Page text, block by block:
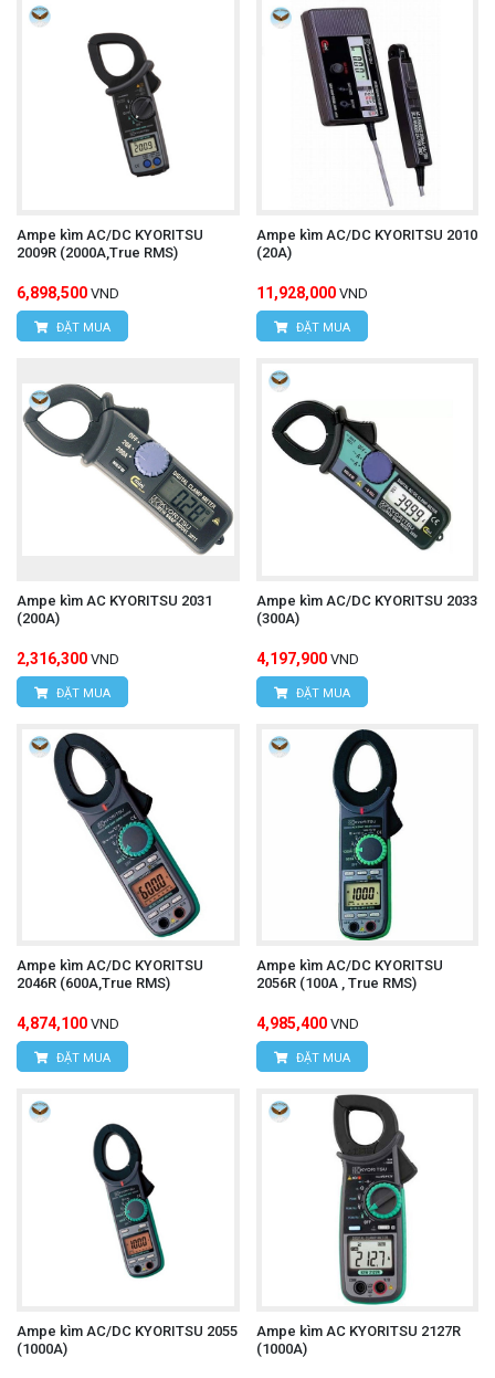
Ampe kìm AC/DC KYORITSU
2009R (2000A,True RMS)
6,898,500 VND
ĐẶT MUA
Ampe kìm AC/DC KYORITSU 2010
(20A)
11,928,000 VND
ĐẶT MUA
Ampe kìm AC KYORITSU 2031
(200A)
2,316,300 VND
ĐẶT MUA
Ampe kìm AC/DC KYORITSU 2033
(300A)
4,197,900 VND
ĐẶT MUA
Ampe kìm AC/DC KYORITSU
2046R (600A,True RMS)
4,874,100 VND
ĐẶT MUA
Ampe kìm AC/DC KYORITSU
2056R (100A , True RMS)
4,985,400 VND
ĐẶT MUA
Ampe kìm AC/DC KYORITSU 2055
(1000A)
Ampe kìm AC KYORITSU 2127R
(1000A)